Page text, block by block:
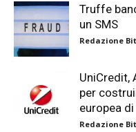
Truffe
un SMS
Redazione
UniCredit,
per
europea
Redazione